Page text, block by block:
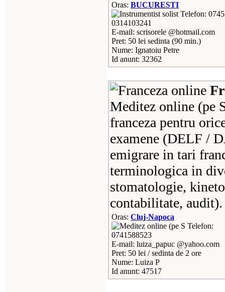
Oras: BUCURESTI
Telefon:
0314103241
E-mail: scrisorele @hotmail.com
Pret: 50 lei sedinta (90 min.)
Nume: Ignatoiu Petre
Id anunt: 32362
Meditez online (pe
franceza pentru
examene (DELF /
emigrare in tari
terminologica in
stomatologie,
contabilitate, audit).
Oras: Cluj-Napoca
Telefon:
0741588523
E-mail: luiza_papuc @yahoo.com
Pret: 50 lei / sedinta de 2 ore
Nume: Luiza P
Id anunt: 47517